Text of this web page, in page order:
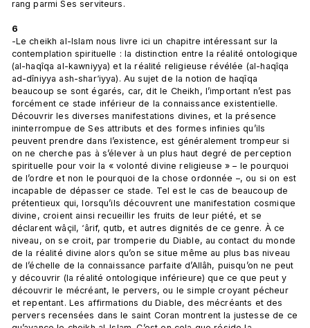
rang parmi Ses serviteurs.
6
-Le cheikh al-Islam nous livre ici un chapitre intéressant sur la
contemplation spirituelle : la distinction entre la réalité ontologique
(al-haqîqa al-kawniyya) et la réalité religieuse révélée (al-haqîqa
ad-dîniyya ash-shar‘iyya). Au sujet de la notion de haqîqa
beaucoup se sont égarés, car, dit le Cheikh, l’important n’est pas
forcément ce stade inférieur de la connaissance existentielle.
Découvrir les diverses manifestations divines, et la présence
ininterrompue de Ses attributs et des formes infinies qu’ils
peuvent prendre dans l’existence, est généralement trompeur si
on ne cherche pas à s’élever à un plus haut degré de perception
spirituelle pour voir la « volonté divine religieuse » – le pourquoi
de l’ordre et non le pourquoi de la chose ordonnée –, ou si on est
incapable de dépasser ce stade. Tel est le cas de beaucoup de
prétentieux qui, lorsqu’ils découvrent une manifestation cosmique
divine, croient ainsi recueillir les fruits de leur piété, et se
déclarent wâçil, ‘ârif, qutb, et autres dignités de ce genre. À ce
niveau, on se croit, par tromperie du Diable, au contact du monde
de la réalité divine alors qu’on se situe même au plus bas niveau
de l’échelle de la connaissance parfaite d’Allâh, puisqu’on ne peut
y découvrir (la réalité ontologique inférieure) que ce que peut y
découvrir le mécréant, le pervers, ou le simple croyant pécheur
et repentant. Les affirmations du Diable, des mécréants et des
pervers recensées dans le saint Coran montrent la justesse de ce